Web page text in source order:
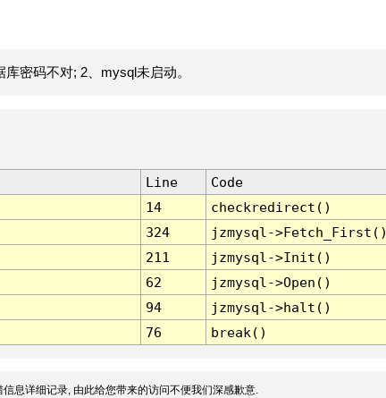
密码不对; 2、mysql未启动。
Line
Code
14
checkredirect()
324
jzmysql-
211
jzmysql->Init()
62
jzmysql->Open()
94
jzmysql->halt()
76 break()
息详细记录, 由此给您带来的访问不便我们深感歉意.